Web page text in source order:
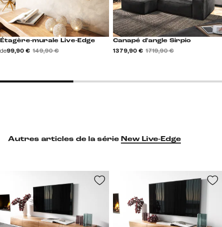
Autres articles de la série New Live-Edge
Étagère-murale Live-Edge
de99,90 € 149,90 €
Canapé d'angle Sirpio
1 379,90 € 1 719,90 €